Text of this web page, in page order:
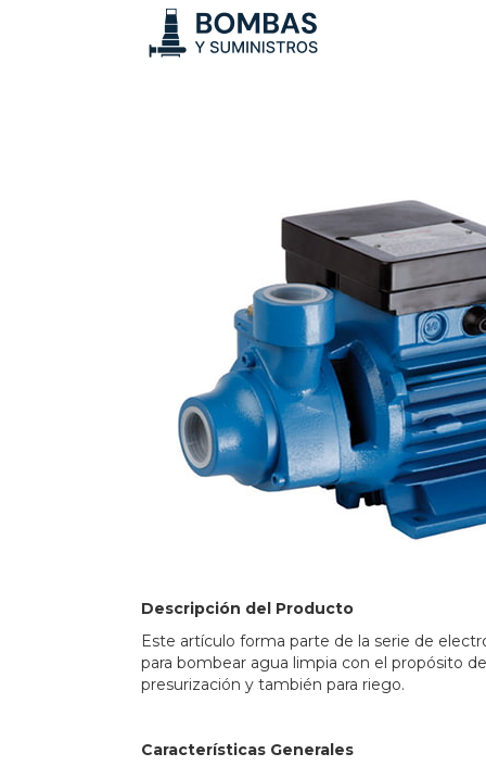
Descripción del Producto
Este artículo forma parte de la serie de
para bombear agua limpia con el propósito
presurización y también para riego.
Características Generales